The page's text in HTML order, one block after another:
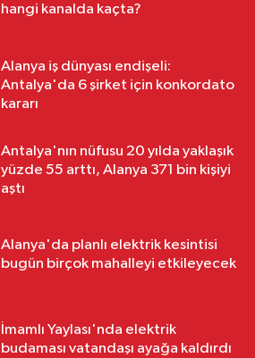
hangi kanalda kaçta?
Alanya iş dünyası endişeli:
Antalya'da 6 şirket için konkordato
kararı
Antalya'nın nüfusu 20 yılda yaklaşık
yüzde 55 arttı, Alanya 371 bin kişiyi
aştı
Alanya'da planlı elektrik kesintisi
bugün birçok mahalleyi etkileyecek
İmamlı Yaylası'nda elektrik
budaması vatandaşı ayağa kaldırdı